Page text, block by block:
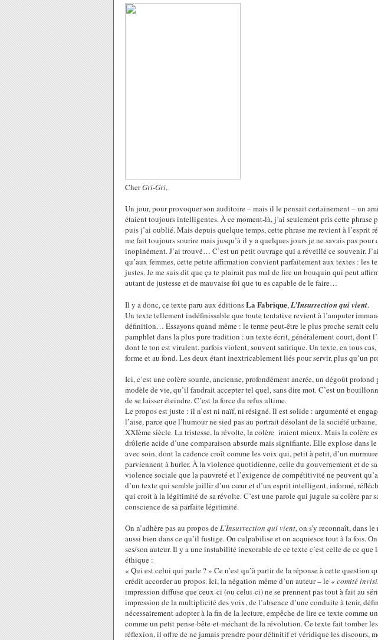
CherGri-Gri,
Un jour, pour provoquer son auditoire – mais il le pensait certainement – un
étaient toujours intelligentes. À ce moment-là, j’ai seulement pris cette
puis j’ai oublié. Mais depuis quelque temps, cette phrase me revient à l’esprit
me fait toujours sourire mais jusqu’à il y a quelques jours je ne savais pas
inopinément. J’ai trouvé… C’est un petit ouvrage qui a réveillé ce souvenir.
qu’aux femmes, cette petite affirmation convient parfaitement aux textes : les
justes. Je me suis dit que ça te plairait pas mal de lire un bouquin qui peut
autant de justesse et de mauvaise foi que tu es capable de le faire…
Il y a donc, ce texte paru aux éditionsLa Fabrique,L’Insurrection qui vient.
Un texte tellement indéfinissable que toute tentative revient à l’amputer
définition… Essayons quand même : le terme peut-être le plus proche serait
pamphlet dans la plus pure tradition : un texte écrit, généralement court, dont
dont le ton est virulent, parfois violent, souvent satirique. Un texte, en tous
forme et au fond. Les deux étant inextricablement liés pour servir, plus qu’un
Ici, c’est une colère sourde, ancienne, profondément ancrée, un dégoût
modèle de vie, qu’il faudrait accepter tel quel, sans dire mot. C’est un
de se laisser éteindre. C’est la force du refus ultime.
Le propos est juste : il n’est ni naïf, ni résigné. Il est solide : argumenté et
l’aise, parce que l’humour ne sied pas au portrait désolant de la société
XXIème siècle. La tristesse, la révolte, la colère iraient mieux. Mais la colère
drôlerie acide d’une comparaison absurde mais signifiante. Elle explose dans
avec soin, dont la cadence croît comme les voix qui, petit à petit, d’un
parviennent à hurler. À la violence quotidienne, celle du gouvernement et de
violence sociale que la pauvreté et l’exigence de compétitivité ne peuvent
d’un texte qui semble jaillir d’un cœur et d’un esprit intelligent, informé,
qui croit à la légitimité de sa révolte. C’est une parole qui jugule sa colère par
conscience de sa parfaite légitimité.
On n’adhère pas au propos deL’Insurrection qui vient, on s’y reconnaît, dans
aussi bien dans ce qu’il fustige. On culpabilise et on acquiesce tout à la fois.
ses/son auteur. Il y a une instabilité inexorable de ce texte c’est celle de ce
éthique :
« Qui est celui qui parle ? » Ce n’est qu’à partir de la réponse à cette question
crédit accorder au propos. Ici, la négation même d’un auteur – le « comité
impression diffuse que ceux-ci (ou celui-ci) ne se prennent pas tout à fait au
impression de la multiplicité des voix, de l’absence d’une conduite à tenir,
nécessairement adopter à la fin de la lecture, empêche de lire ce texte comme
comme un petit pense-bête-et-méchant de la révolution. Ce texte fait tomber
réflexion, il offre de ne jamais prendre pour définitif et véridique les discours,